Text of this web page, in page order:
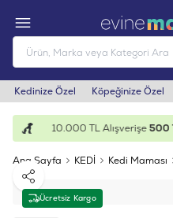
Kedinize Özel Köpeğinize Özel
10.000 TL Alışverişe500
Ana Sayfa KEDİ Kedi Maması
Ücretsiz Kargo
Paylaş